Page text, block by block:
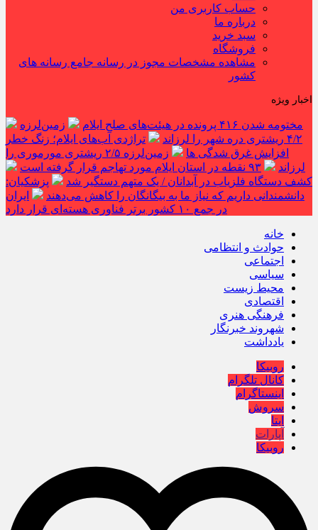
حساب کاربری من
درباره ما
سبد خرید
فروشگاه
مشاهده مشخصات مجوز در رسانه جامع رسانه های
کشور
اخبار ویژه
مختومه شدن ۴۱۶ پرونده در هیئت‌های صلح ایلام
زمین‌لرزه
۴/۲ ریشتری دره شهر را لرزاند
تراژدی آب‌های ایلام؛ زنگ خطر
افزایش غرق شدگی ها
زمین‌لرزه ۲/۵ ریشتری مورموری را
لرزاند
۹۳ نقطه در استان ایلام مورد تهاجم قرار گرفته است
کشف دستگاه فلزیاب در آبدانان / یک متهم دستگیر شد
پزشکیان:
دانشمندانی داریم که نیاز ما به بیگانگان را کاهش می‌دهند
ایران
در جمع ۱۰ کشور برتر فناوری هسته‌ای قرار دارد
خانه
حوادث و انتظامی
اجتماعی
سیاسی
محیط زیست
اقتصادی
فرهنگی هنری
شهروند خبرنگار
یادداشت
روبیکا
کانال تلگرام
اینستاگرام
سروش
ایتا
آپارات
روبیکا